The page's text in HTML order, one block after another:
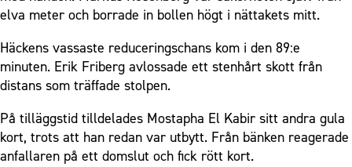
elva meter och borrade in bollen högt i nättakets mitt.
Häckens vassaste reduceringschans kom i den 89:e
minuten. Erik Friberg avlossade ett stenhårt skott från
distans som träffade stolpen.
På tilläggstid tilldelades Mostapha El Kabir sitt andra gula
kort, trots att han redan var utbytt. Från bänken reagerade
anfallaren på ett domslut och fick rött kort.